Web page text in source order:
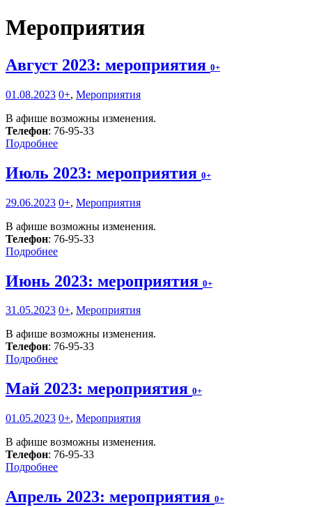
Мероприятия
Август 2023: мероприятия 0+
01.08.2023 0+, Мероприятия
В афише возможны изменения.
Телефон: 76-95-33
Подробнее
Июль 2023: мероприятия 0+
29.06.2023 0+, Мероприятия
В афише возможны изменения.
Телефон: 76-95-33
Подробнее
Июнь 2023: мероприятия 0+
31.05.2023 0+, Мероприятия
В афише возможны изменения.
Телефон: 76-95-33
Подробнее
Май 2023: мероприятия 0+
01.05.2023 0+, Мероприятия
В афише возможны изменения.
Телефон: 76-95-33
Подробнее
Апрель 2023: мероприятия 0+